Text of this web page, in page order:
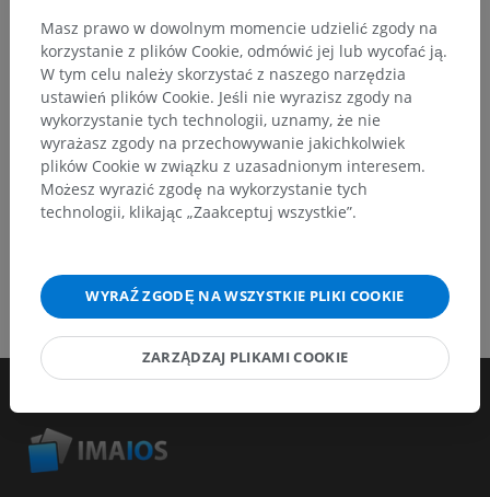
Zgłoś problem
POBIERZ APLIKACJĘ
Masz prawo w dowolnym momencie udzielić zgody na
korzystanie z plików Cookie, odmówić jej lub wycofać ją.
W tym celu należy skorzystać z naszego narzędzia
ustawień plików Cookie. Jeśli nie wyrazisz zgody na
wykorzystanie tych technologii, uznamy, że nie
wyrażasz zgody na przechowywanie jakichkolwiek
plików Cookie w związku z uzasadnionym interesem.
Możesz wyrazić zgodę na wykorzystanie tych
technologii, klikając „Zaakceptuj wszystkie”.
WYRAŹ ZGODĘ NA WSZYSTKIE PLIKI COOKIE
ZARZĄDZAJ PLIKAMI COOKIE